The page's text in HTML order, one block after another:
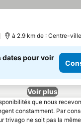
à 2.9 km de : Centre-ville
dates pour voir
Voir plus
que nous
constamment. Par
trivago ne soit pas la